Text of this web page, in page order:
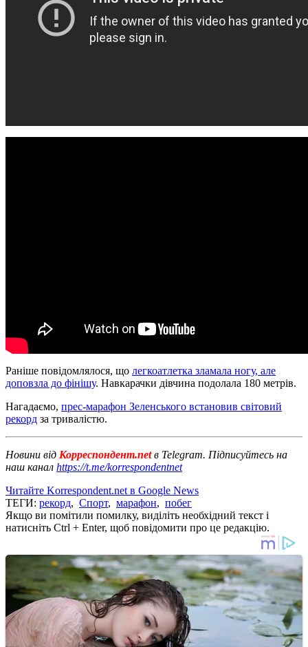
Раніше повідомлялося, що легкоатлетка зламала ногу, але
доповзла до фінішу. Навкарачки дівчина подолала 180 метрів.
Нагадаємо, прес-марафон Зеленського встановив світовий
рекорд за тривалістю.
Новини від Корреспондент.netв Telegram. Підписуйтесь на
наш канал https://t.me/korrespondentnet
Читайте Korrespondent.net в Google News
ТЕГИ: рекорд, Спорт, марафон, побег
Якщо ви помітили помилку, виділіть необхідний текст і
натисніть Ctrl + Enter, щоб повідомити про це редакцію.